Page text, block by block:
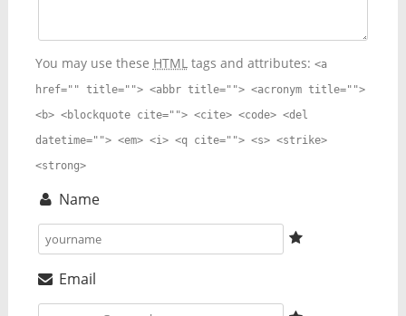
You may use these HTMLtags and attributes: <a
href="" title=""> <abbr title=""> <acronym title="">
<b> <blockquote cite=""> <cite> <code> <del
datetime=""> <em> <i> <q cite=""> <s> <strike>
<strong>
Name
Email